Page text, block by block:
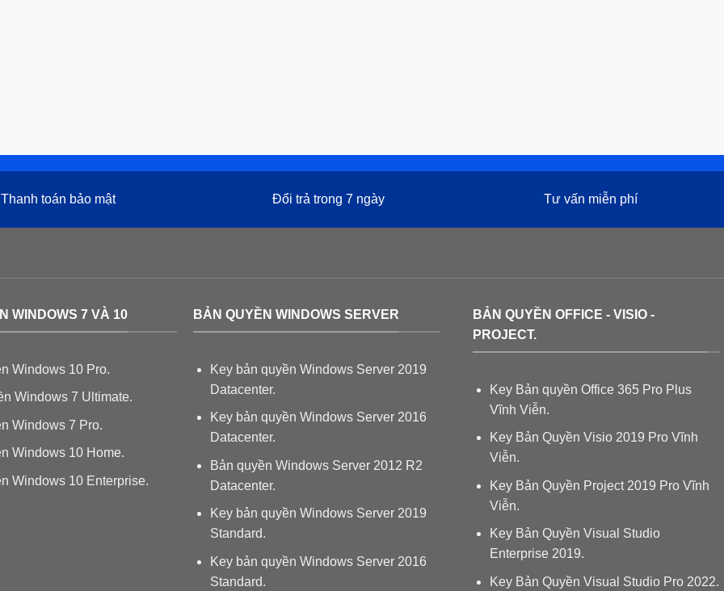
Thanh toán bảo mật Đổi trả trong 7 ngày Tư vấn miễn phí
WINDOWS 7 VÀ 10
Windows 10 Pro.
Windows 7 Ultimate.
Windows 7 Pro.
Windows 10 Home.
Windows 10 Enterprise.
BẢN QUYỀN WINDOWS SERVER
Key bản quyền Windows Server 2019
Datacenter.
Key bản quyền Windows Server 2016
Datacenter.
Bản quyền Windows Server 2012 R2
Datacenter.
Key bản quyền Windows Server 2019
Standard.
Key bản quyền Windows Server 2016
Standard.
BẢN QUYỀN OFFICE - VISIO -
PROJECT.
Key Bản quyền Office 365 Pro Plus
Vĩnh Viễn.
Key Bản Quyền Visio 2019 Pro Vĩnh
Viễn.
Key Bản Quyền Project 2019 Pro Vĩnh
Viễn.
Key Bản Quyền Visual Studio
Enterprise 2019.
Key Bản Quyền Visual Studio Pro 2022.